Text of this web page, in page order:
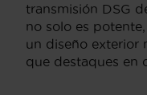
transmisión DSG
no solo es
un diseño exterior
que destaques en